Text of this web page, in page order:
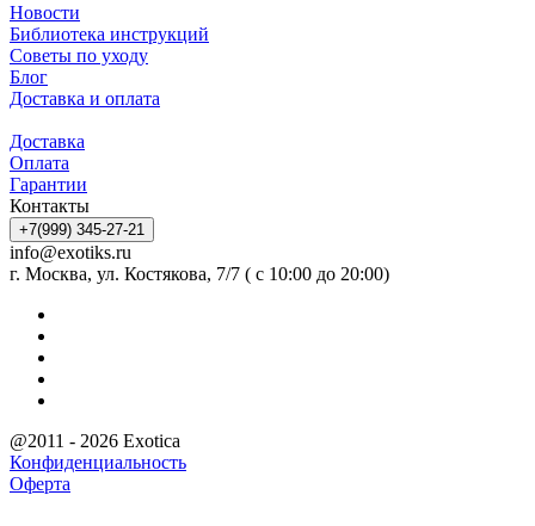
Новости
Библиотека инструкций
Советы по уходу
Блог
Доставка и оплата
Доставка
Оплата
Гарантии
Контакты
+7(999) 345-27-21
info@exotiks.ru
г. Москва, ул. Костякова, 7/7 ( с 10:00 до 20:00)
@2011 - 2026 Exotica
Конфиденциальность
Оферта